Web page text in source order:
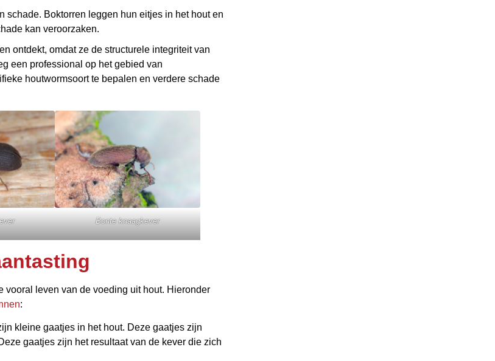
Boktorren leggen hun eitjes in het hout en
kan veroorzaken.
ontdekt, omdat ze de structurele integriteit van
een professional op het gebied van
houtwormsoort te bepalen en verdere schade
Bonte knaagkever
vooral leven van de voeding uit hout. Hieronder
:
kleine gaatjes in het hout. Deze gaatjes zijn
gaatjes zijn het resultaat van de kever die zich